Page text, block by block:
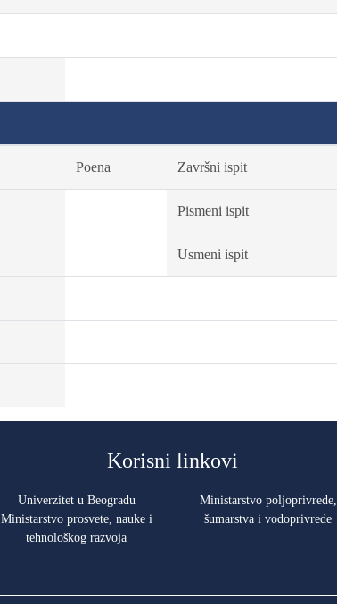
Poena Završni ispit
Pismeni ispit
Usmeni ispit
Korisni linkovi
Univerzitet u Beogradu
Ministarstvo prosvete, nauke i
tehnološkog razvoja
Ministarstvo poljoprivrede,
šumarstva i vodoprivrede